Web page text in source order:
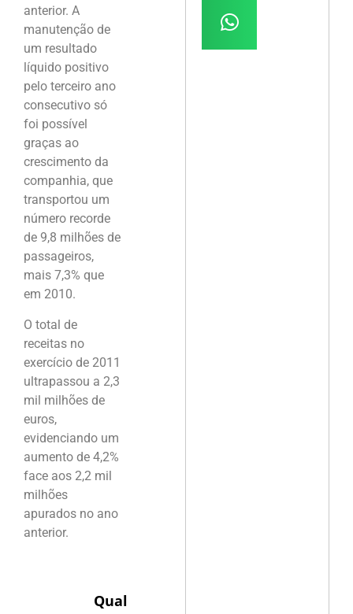
anterior. A
manutenção de
um resultado
líquido positivo
pelo terceiro ano
consecutivo só
foi possível
graças ao
crescimento da
companhia, que
transportou um
número recorde
de 9,8 milhões de
passageiros,
mais 7,3% que
em 2010.
O total de
receitas no
exercício de 2011
ultrapassou a 2,3
mil milhões de
euros,
evidenciando um
aumento de 4,2%
face aos 2,2 mil
milhões
apurados no ano
anterior.
Qual